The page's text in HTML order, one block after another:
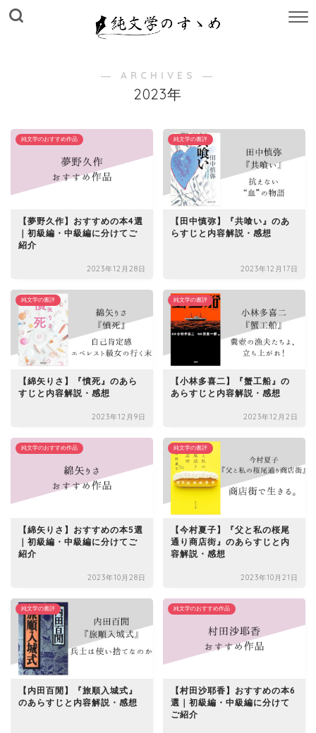
― ARCHIVES ―
2023年
純文学のおすすめ作品
【夢野久作】おすすめの本4選
｜初級編・中級編に分けてご
紹介
2023年12月28日
純文学の書評
【田中慎弥】『共喰い』のあ
らすじと内容解説・感想
2023年12月17日
純文学の書評
【綿矢りさ】『憤死』のあら
すじと内容解説・感想
2023年12月9日
純文学の書評
【小林多喜二】『蟹工船』の
あらすじと内容解説・感想
2023年12月2日
純文学のおすすめ作品
【綿矢りさ】おすすめの本5選
｜初級編・中級編に分けてご
紹介
2023年10月28日
純文学の書評
【今村夏子】『父と私の桜尾
通り商店街』のあらすじと内
容解説・感想
2023年10月21日
純文学の書評
【内田百閒】『旅順入城式』
のあらすじと内容解説・感想
純文学のおすすめ作品
【村田沙耶香】おすすめの本6
選｜初級編・中級編に分けて
ご紹介